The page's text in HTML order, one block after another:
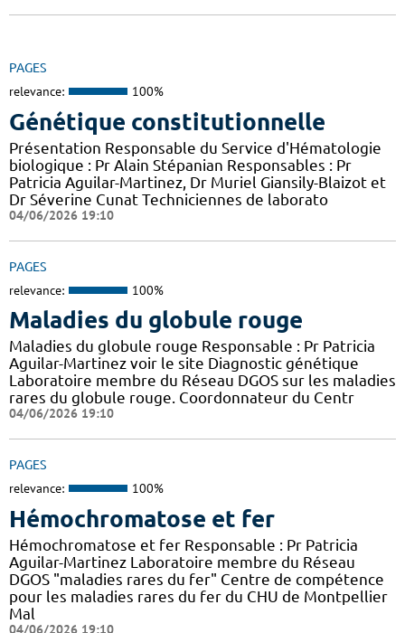
PAGES
relevance: 100%
Génétique constitutionnelle
Présentation Responsable du Service d'Hématologie
biologique : Pr Alain Stépanian Responsables : Pr
Patricia Aguilar-Martinez, Dr Muriel Giansily-Blaizot et
Dr Séverine Cunat Techniciennes de laborato
04/06/2026 19:10
PAGES
relevance: 100%
Maladies du globule rouge
Maladies du globule rouge Responsable : Pr Patricia
Aguilar-Martinez voir le site Diagnostic génétique
Laboratoire membre du Réseau DGOS sur les maladies
rares du globule rouge. Coordonnateur du Centr
04/06/2026 19:10
PAGES
relevance: 100%
Hémochromatose et fer
Hémochromatose et fer Responsable : Pr Patricia
Aguilar-Martinez Laboratoire membre du Réseau
DGOS "maladies rares du fer" Centre de compétence
pour les maladies rares du fer du CHU de Montpellier
Mal
04/06/2026 19:10